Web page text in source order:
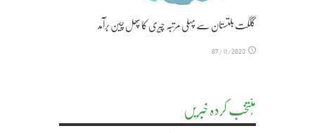
گلگت بلتستان سے پہلی مرتبہ چیری کا پھل چین برآمد
07/11/2023
مُنتخب کردہ خبریں